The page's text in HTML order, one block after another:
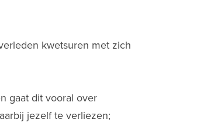
kwetsuren met zich
gaat dit vooral over
jezelf te verliezen;